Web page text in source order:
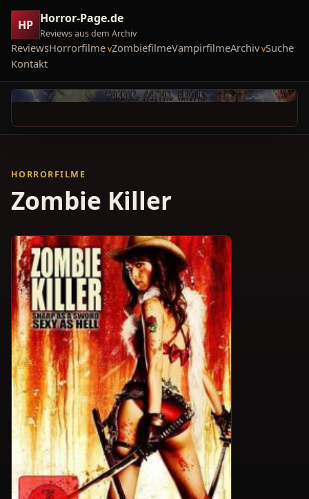
HP Horror-Page.de
Reviews aus dem Archiv
ReviewsHorrorfilme ZombiefilmeVampirfilmeArchiv Suche
Kontakt
HORRORFILME
Zombie Killer